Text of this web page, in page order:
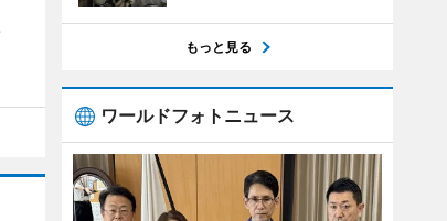
もっと見る
ワールドフォトニュース